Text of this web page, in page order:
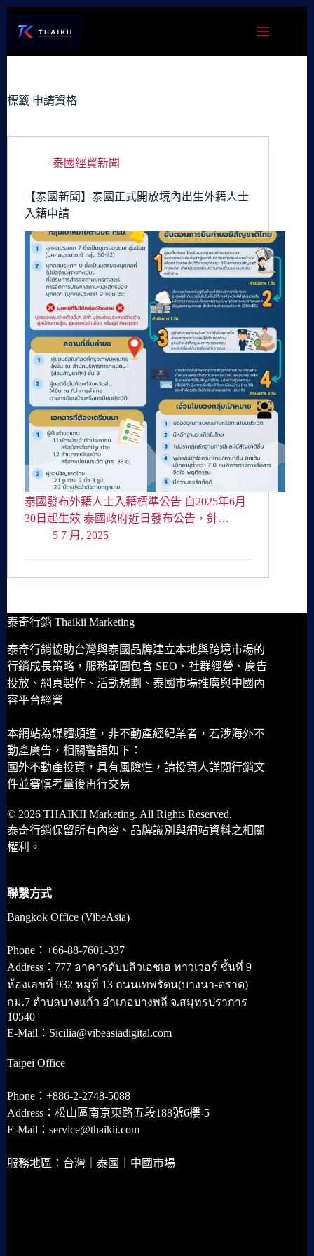
容
標籤 申請資格
泰國經貿新聞
【泰國新聞】泰國正式開放境內出生外籍人士
入籍申請
泰國發布外籍人士入籍標準公告 自2025年6月
30日起生效 泰國政府近日發布公告，針…
5 7 月, 2025
泰奇行銷 Thaikii Marketing
泰奇行銷協助台灣與泰國品牌建立本地與跨境市場的
行銷成長策略，服務範圍包含 SEO、社群經營、廣告
投放、網頁製作、活動規劃、泰國市場推廣與中國內
容平台經營
本網站為媒體頻道，非不動產經紀業者，若涉海外不
動產廣告，相關警語如下：
國外不動產投資，具有風險性，請投資人詳閱行銷文
件並審慎考量後再行交易
© 2026 THAIKII Marketing. All Rights Reserved.
泰奇行銷保留所有內容、品牌識別與網站資料之相關
權利。
聯繫方式
Bangkok Office (VibeAsia)
Phone：+66-88-7601-337
Address：777 อาคารดับบลิวเอชเอ ทาวเวอร์ ชั้นที่ 9
ห้องเลขที่ 932 หมู่ที่ 13 ถนนเทพรัตน(บางนา-ตราด)
กม.7 ตำบลบางแก้ว อำเภอบางพลี จ.สมุทรปราการ
10540
E-Mail：Sicilia@vibeasiadigital.com
Taipei Office
Phone：+886-2-2748-5088
Address：松山區南京東路五段188號6樓-5
E-Mail：service@thaikii.com
服務地區：台灣｜泰國｜中國市場